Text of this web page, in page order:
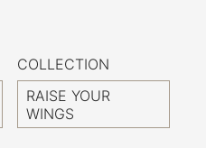
COLLECTION
RAISE YOUR
WINGS